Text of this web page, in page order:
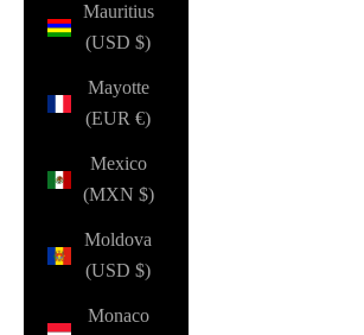
Mauritius
(USD $)
Mayotte
(EUR €)
Mexico
(MXN $)
Moldova
(USD $)
Monaco